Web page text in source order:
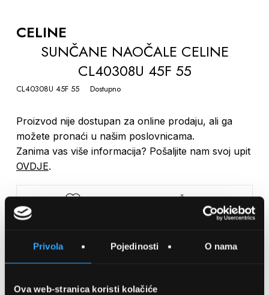
Privola Pojedinosti O nama
Ova web-stranica koristi kolačiće
THE
BEGINNING
GALLERY
CELINE
SUNČANE NAOČALE CELINE
CL40308U 45F 55
CL40308U 45F 55 Dostupno
Proizvod nije dostupan za online prodaju, ali ga
možete pronaći u našim poslovnicama.
Zanima vas više informacija? Pošaljite nam svoj upit
OVDJE.
SPREMITE NA LISTU ŽELJA